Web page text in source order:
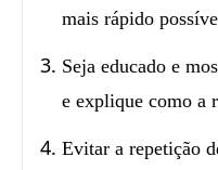
mais rápido
Seja educado e
e explique como a
Evitar a repetição